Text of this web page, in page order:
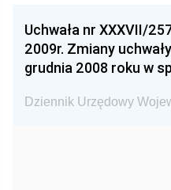
Uchwała nr XXXVII/
2009r. Zmiany
grudnia 2008 roku w
Dziennik Urzędowy